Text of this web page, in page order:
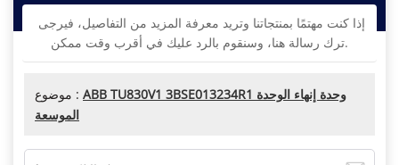
ترك رسالة هنا، وسنقوم بالرد عليك في أقرب وقت ممكن.
موضوع : ABB TU830V1 3BSE013234R1 وحدة إنهاء الوحدة
الموسعة